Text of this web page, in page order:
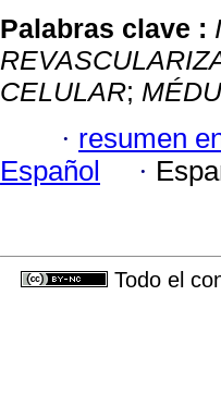
Palabras clave :
CELULAR;
· resumen
Español
·
Todo el